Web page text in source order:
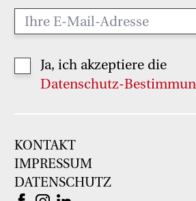
Ja, ich akzeptiere die
Datenschutz-
KONTAKT
IMPRESSUM
DATENSCHUTZ